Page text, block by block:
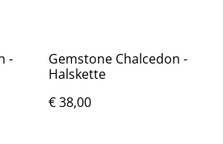
-
Gemstone Chalcedon -
Halskette
€ 38,00